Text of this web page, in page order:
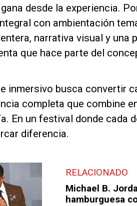
desde la experiencia.
con ambientación
narrativa visual y una
que hace parte del
inmersivo busca convertir
completa que combine
En un festival donde cada
diferencia.
RELACIONADO
Michael B.
hamburguesa